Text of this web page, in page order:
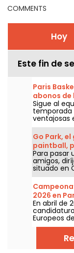
COMMENTS
Hoy
Este fin de
Paris
abonos
Sigue al
temporada
ventajosas
temporada
Entre
aquí tienes
de ocio
Go Park,
paintball,
footbulle
Para pasar
amigos,
situado en
de
de camas
sala o
grande!
2026 en
todo lo
En abril de
Europeos
al 16 de
te espera
que